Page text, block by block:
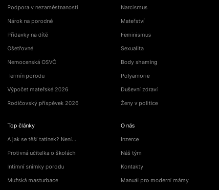
Podpora v nezaměstnanosti
Nárok na porodné
Přídavky na dítě
Ošetřovné
Nemocenská OSVČ
Termín porodu
Výpočet mateřské 2026
Rodičovský příspěvek 2026
Top články
A jak se těší tatínek? Není…
Protivná učitelka o školách
Intimní snímky porodu
Mužská masturbace
Narcismus
Mateřství
Feminismus
Sexualita
Body shaming
Polyamorie
Duševní zdraví
Ženy v politice
O nás
Inzerce
Náš tým
Kontakty
Manuál pro moderní mámy